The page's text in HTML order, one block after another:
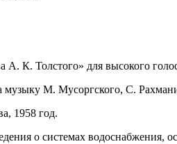
А. К. Толстого» для высокого
М. Мусоргского, С.
1958 год.
о системах водоснабжения,